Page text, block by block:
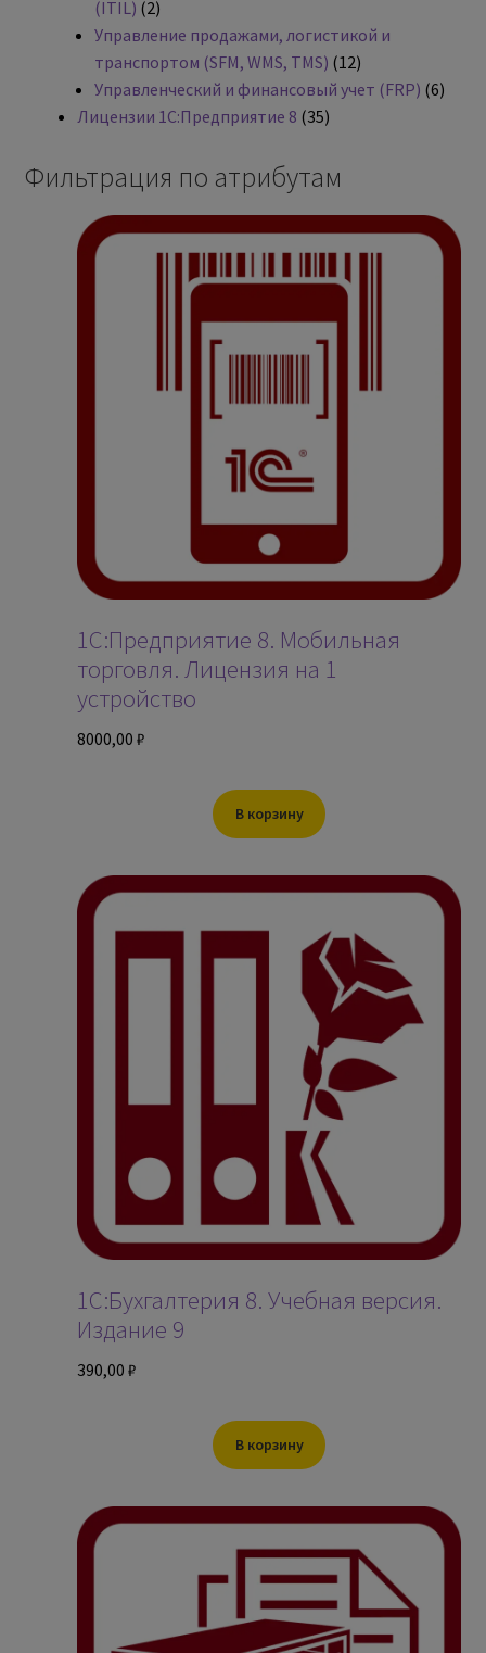
(ITIL) 2
Управление продажами, логистикой и
транспортом (SFM, WMS, TMS) 12
Управленческий и финансовый учет (FRP) 6
Лицензии 1С:Предприятие 8 35
Фильтрация по атрибутам
1С:Предприятие 8. Мобильная
торговля. Лицензия на 1
устройство
8000,00 ₽
В корзину
1С:Бухгалтерия 8. Учебная версия.
Издание 9
390,00 ₽
В корзину